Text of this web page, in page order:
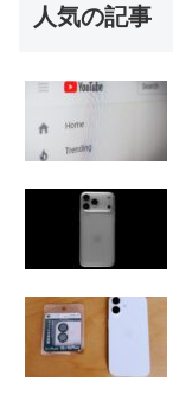
人気の記事